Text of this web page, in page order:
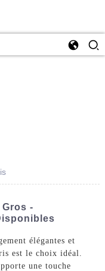
-
élégantes et
est le choix idéal.
une touche